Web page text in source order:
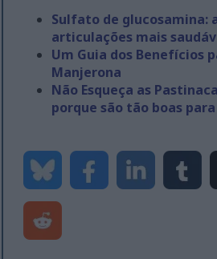
Sulfato de glucosamina:
articulações mais
Um Guia dos Benefícios
Manjerona
Não Esqueça as
porque são tão boas